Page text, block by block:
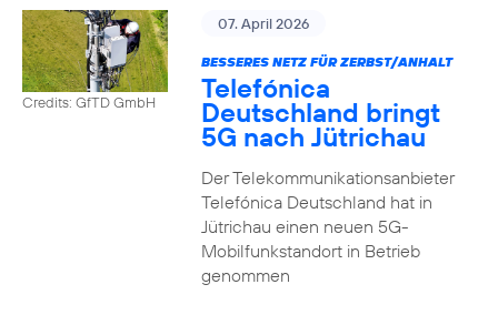
Credits: GfTD GmbH
07. April 2026
BESSERES NETZ FÜR ZERBST/ANHALT
Telefónica
Deutschland bringt
5G nach Jütrichau
Der Telekommunikationsanbieter
Telefónica Deutschland hat in
Jütrichau einen neuen 5G-
Mobilfunkstandort in Betrieb
genommen